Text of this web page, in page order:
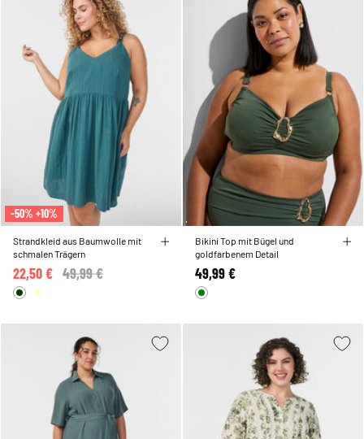
-50% +10%
Strandkleid aus Baumwolle mit
schmalen Trägern
Price reduced from
49,99 €
22,50 €
Bikini Top mit Bügel und
goldfarbenem Detail
49,99 €